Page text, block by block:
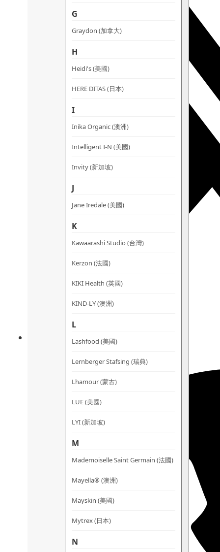
G
Graydon (加拿大)
H
Heidi's (美國)
HERE DITAS (日本)
I
Inika Organic (澳洲)
Intelligent I-N (美國)
Invity (新加坡)
J
Jane Iredale (美國)
K
Kawaarashi Studio (台灣)
Kerzon (法國)
KIKI Health (英國)
KIND-LY (澳洲)
L
Lashfood (美國)
Lernberger Stafsing (瑞典)
Lhamour (蒙古)
LUE (美國)
LYI (新加坡)
M
Mademoiselle Saint Germain (法國)
Mayella® (澳洲)
Mayskin (美國)
Mytrex (日本)
N